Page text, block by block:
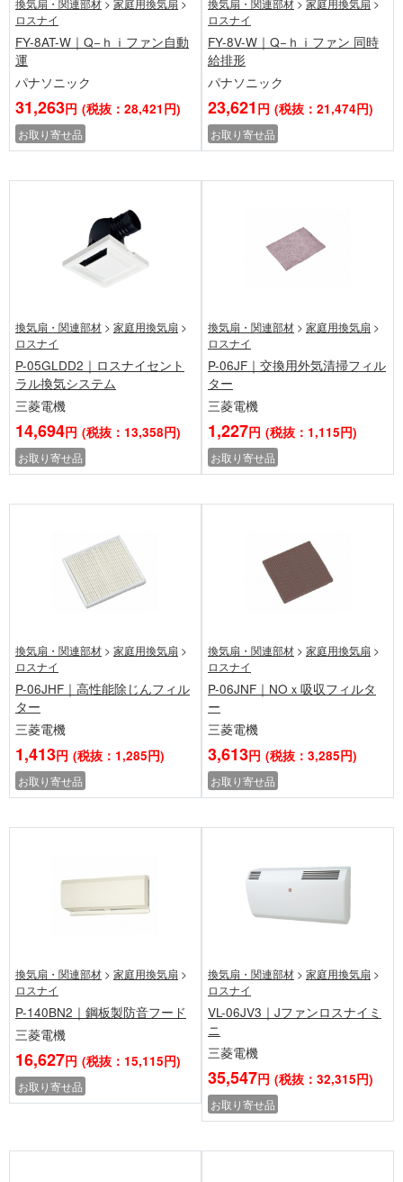
換気扇・関連部材 > 家庭用換気扇 >
ロスナイ
FY-8AT-W｜Q−ｈｉファン自動
運
パナソニック
31,263円 (税抜：28,421円)
お取り寄せ品
換気扇・関連部材 > 家庭用換気扇 >
ロスナイ
FY-8V-W｜Q−ｈｉファン 同時
給排形
パナソニック
23,621 円 (税抜：21,474円)
お取り寄せ品
換気扇・関連部材 > 家庭用換気扇 >
ロスナイ
P-05GLDD2｜ロスナイセント
ラル換気システム
三菱電機
14,694円 (税抜：13,358円)
お取り寄せ品
換気扇・関連部材 > 家庭用換気扇 >
ロスナイ
P-06JF｜交換用外気清掃フィル
ター
三菱電機
1,227円 (税抜：1,115円)
お取り寄せ品
換気扇・関連部材 > 家庭用換気扇 >
ロスナイ
P-06JHF｜高性能除じんフィル
ター
三菱電機
1,413円 (税抜：1,285円)
お取り寄せ品
換気扇・関連部材 > 家庭用換気扇 >
ロスナイ
P-06JNF｜NOｘ吸収フィルタ
ー
三菱電機
3,613円 (税抜：3,285円)
お取り寄せ品
換気扇・関連部材 > 家庭用換気扇 >
ロスナイ
P-140BN2｜鋼板製防音フード
三菱電機
16,627円 (税抜：15,115円)
お取り寄せ品
換気扇・関連部材 > 家庭用換気扇 >
ロスナイ
VL-06JV3｜Jファンロスナイミ
ニ
三菱電機
35,547円 (税抜：32,315円)
お取り寄せ品